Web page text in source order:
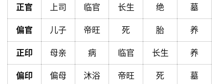
页
正官 上司 临官 长生 绝 墓
偏官 儿子 帝旺 死 胎 养
正印 母亲 病 临官 长生 养
偏印 偏母 沐浴 帝旺 死 墓